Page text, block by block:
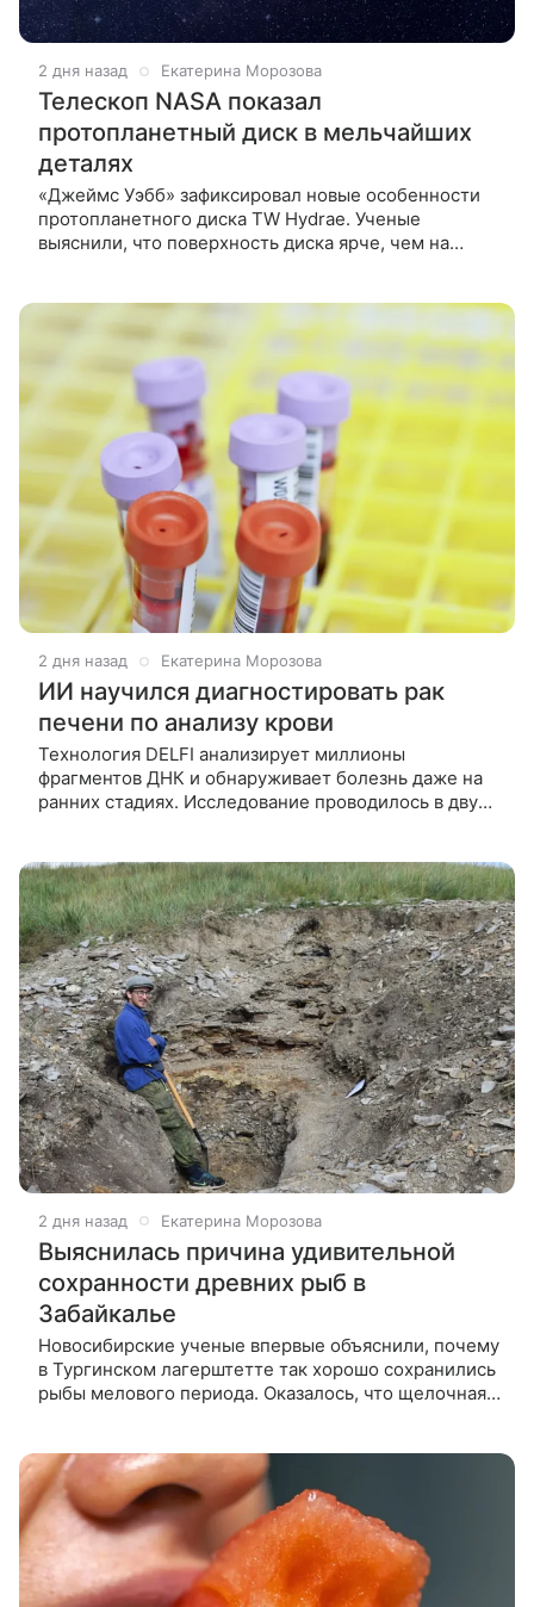
2 дня назад Екатерина Морозова
Телескоп NASA показал
протопланетный диск в мельчайших
деталях
«Джеймс Уэбб» зафиксировал новые особенности
протопланетного диска TW Hydrae. Ученые
выяснили, что поверхность диска ярче, чем на
2 дня назад Екатерина Морозова
ИИ научился диагностировать рак
печени по анализу крови
Технология DELFI анализирует миллионы
фрагментов ДНК и обнаруживает болезнь даже на
ранних стадиях. Исследование проводилось в двух
2 дня назад Екатерина Морозова
Выяснилась причина удивительной
сохранности древних рыб в
Забайкалье
Новосибирские ученые впервые объяснили, почему
в Тургинском лагерштетте так хорошо сохранились
рыбы мелового периода. Оказалось, что щелочная